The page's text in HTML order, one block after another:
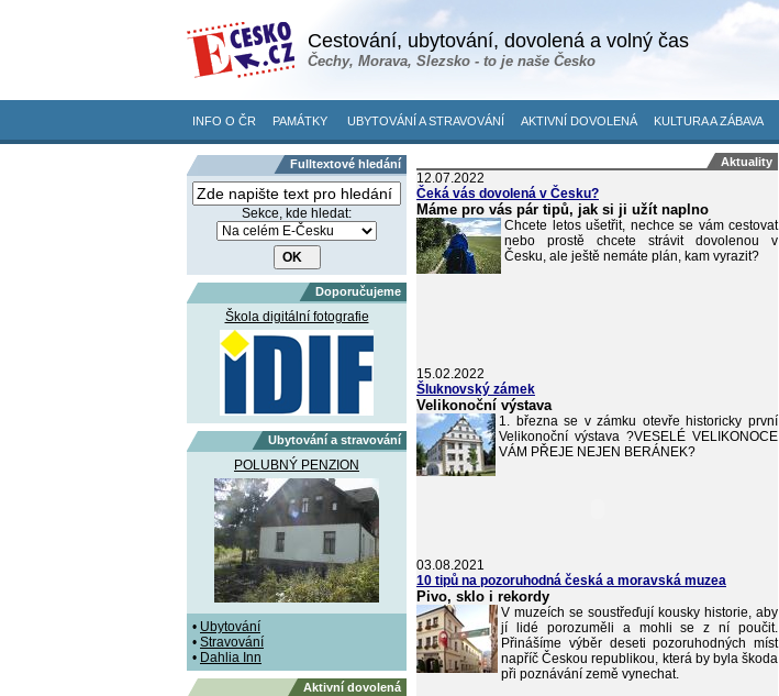
Cestování, ubytování, dovolená a volný čas
Čechy, Morava, Slezsko - to je naše Česko
INFO O ČR PAMÁTKY UBYTOVÁNÍ A STRAVOVÁNÍ AKTIVNÍ DOVOLENÁ KULTURA A ZÁBAVA
Fulltextové hledání
Sekce, kde hledat:
Doporučujeme
Škola digitální fotografie
Ubytování a stravování
POLUBNÝ PENZION
• Ubytování
• Stravování
• Dahlia Inn
Aktivní dovolená
Aktuality
12.07.2022
Čeká vás dovolená v Česku?
Máme pro vás pár tipů, jak si ji užít naplno
Chcete letos ušetřit, nechce se vám cestovat
nebo prostě chcete strávit dovolenou v
Česku, ale ještě nemáte plán, kam vyrazit?
15.02.2022
Šluknovský zámek
Velikonoční výstava
1. března se v zámku otevře historicky první
Velikonoční výstava ?VESELÉ VELIKONOCE
VÁM PŘEJE NEJEN BERÁNEK?
03.08.2021
10 tipů na pozoruhodná česká a moravská muzea
Pivo, sklo i rekordy
V muzeích se soustřeďují kousky historie, aby
jí lidé porozuměli a mohli se z ní poučit.
Přinášíme výběr deseti pozoruhodných míst
napříč Českou republikou, která by byla škoda
při poznávání země vynechat.